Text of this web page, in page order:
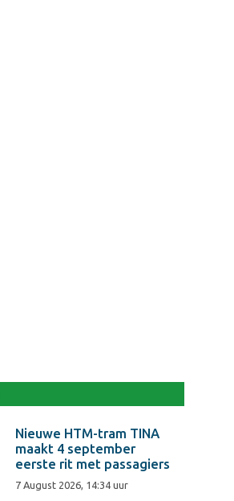
Nieuwe HTM-tram TINA
maakt 4 september
eerste rit met passagiers
7 August 2026, 14:34 uur